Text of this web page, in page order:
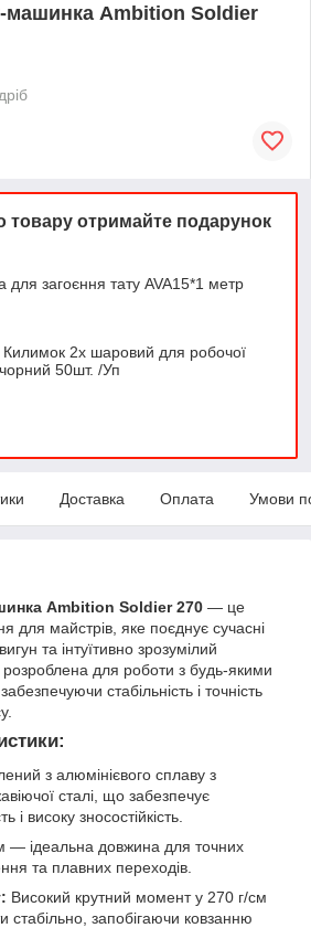
машинка Ambition Soldier
товару отримайте подарунок
для загоєння тату AVA15*1 метр
Килимок 2х шаровий для робочої
50шт. /Уп
Доставка Оплата Умови
Ambition Soldier 270 — це
для майстрів, яке поєднує сучасні
та інтуїтивно зрозумілий
для роботи з будь-якими
стабільність і точність
з алюмінієвого сплаву з
сталі, що забезпечує
і високу зносостійкість.
— ідеальна довжина для точних
та плавних переходів.
Високий крутний момент у 270 г/см
стабільно, запобігаючи ковзанню